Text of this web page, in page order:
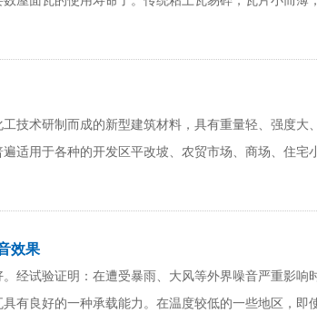
技术研制而成的新型建筑材料，具有重量轻、强度大
适用于各种的开发区平改坡、农贸市场、商场、住宅
效果
经试验证明：在遭受暴雨、大风等外界噪音严重影响
有良好的一种承载能力。在温度较低的一些地区，即